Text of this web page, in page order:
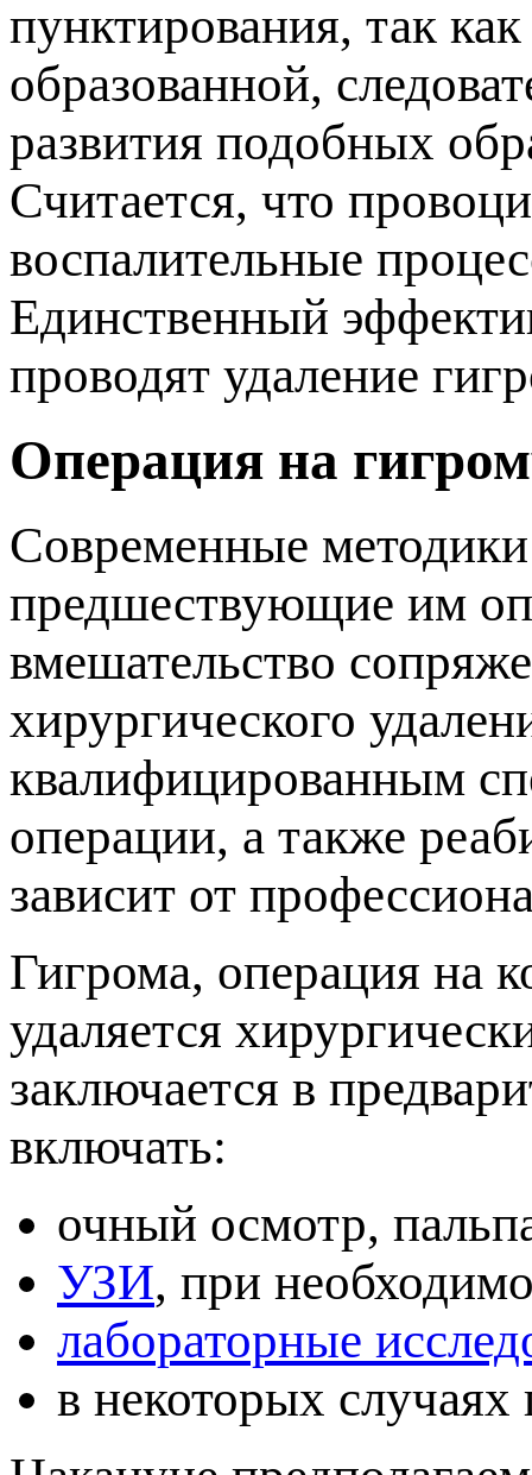
унктирования, так как
образованной,
развития подобных
Считается, что
оспалительные
Единственный
роводят удаление
Операция на
Современные
редшествующие им
мешательство
хирургического
квалифицированным
операции, а также
зависит от
Гигрома, операция на
удаляется
заключается в
ключать:
очный осмотр,
УЗИ, при
лабораторные
некоторых случаях